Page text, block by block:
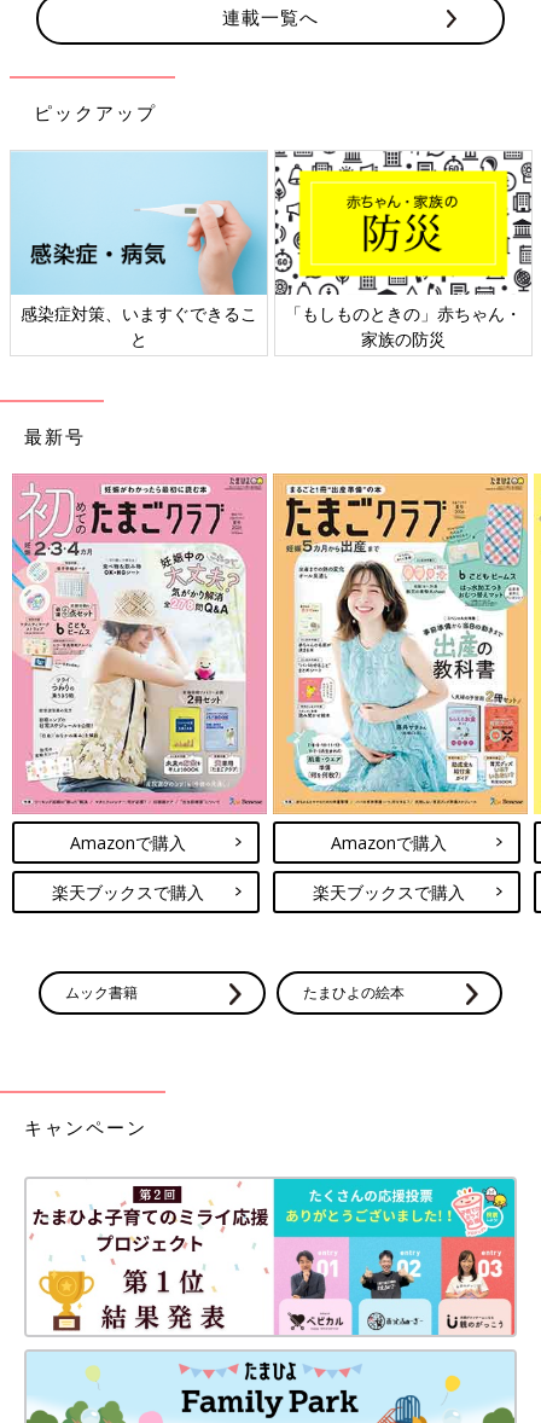
連載一覧へ
ピックアップ
きの」赤ちゃん・
日本外来小児科学会リーフレッ
六星占術 細
最新号
Amazonで購入
楽天ブックスで購入
Amazonで購入
楽天ブックスで購入
ムック書籍 たまひよの絵本
キャンペーン